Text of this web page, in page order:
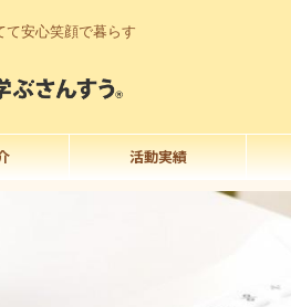
て安心笑顔で暮らす
活動実績